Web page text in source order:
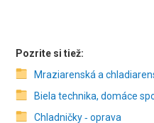
Pozrite si tiež:
Mraziarenská a
Biela technika, domáce
Chladničky ‑ oprava